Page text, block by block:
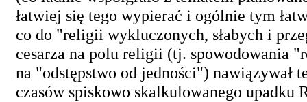
łatwiej się tego wypierać i ogólnie tym
co do "religii wykluczonych, słabych i
cesarza na polu religii (tj. spowodowania
na "odstępstwo od jedności") nawiązywał
czasów spiskowo skalkulowanego upadku